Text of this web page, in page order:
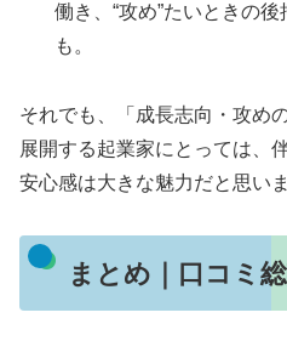
働き、“攻め”たいときの
も。
それでも、「成長志向・攻め
展開する起業家にとっては、
安心感は大きな魅力だと思いま
まとめ｜口コミ